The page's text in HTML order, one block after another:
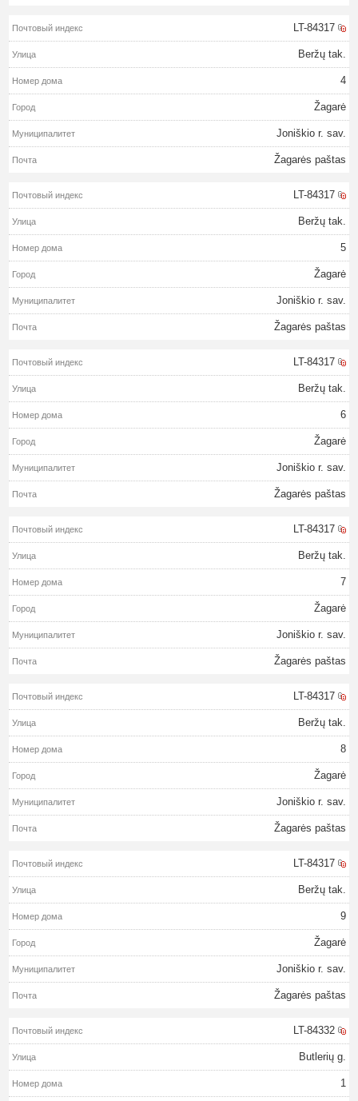
LT-84317
Beržų tak.
4
Žagarė
Joniškio r. sav.
Žagarės paštas
LT-84317
Beržų tak.
5
Žagarė
Joniškio r. sav.
Žagarės paštas
LT-84317
Beržų tak.
6
Žagarė
Joniškio r. sav.
Žagarės paštas
LT-84317
Beržų tak.
7
Žagarė
Joniškio r. sav.
Žagarės paštas
LT-84317
Beržų tak.
8
Žagarė
Joniškio r. sav.
Žagarės paštas
LT-84317
Beržų tak.
9
Žagarė
Joniškio r. sav.
Žagarės paštas
LT-84332
Butlerių g.
1